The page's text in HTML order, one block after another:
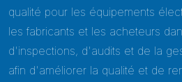
qualité pour les équipements
les fabricants et les acheteurs
d'inspections, d'audits et de la
afin d'améliorer la qualité et de